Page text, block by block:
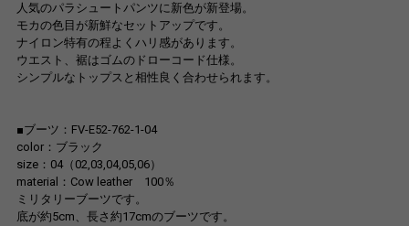
人気のパラシュートパンツに新色が新登場。
モカの色目が新鮮なセットアップです。
ナイロン特有の程よくハリ感があります。
ウエスト、裾はゴムのドローコード仕様。
シンプルなトップスと相性良く合わせられます。
■ブーツ：FV-E52-762-1-04
color：ブラック
size：04（02,03,04,05,06）
material：Cow leather 100％
ミリタリーブーツです。
底が約5cm、長さ約17cmのブーツです。